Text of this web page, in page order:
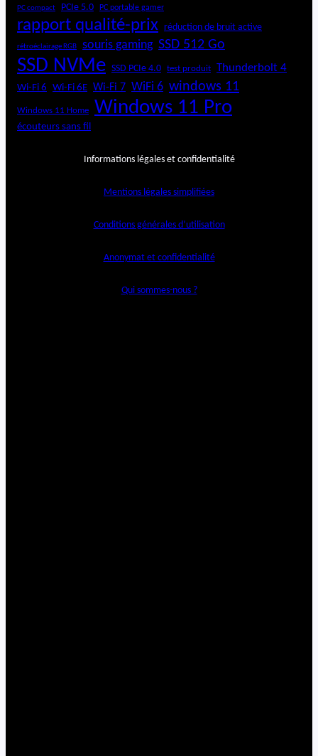
PC compact PCIe 5.0 PC portable gamer
rapport qualité-prix réduction de bruit active
rétroéclairage RGB souris gaming SSD 512 Go
SSD NVMe SSD PCIe 4.0 test produit Thunderbolt 4
Wi-Fi 6 Wi-Fi 6E Wi-Fi 7 WiFi 6 windows 11
Windows 11 Home Windows 11 Pro
écouteurs sans fil
Informations légales et confidentialité
Mentions légales simplifiées
Conditions générales d’utilisation
Anonymat et confidentialité
Qui sommes-nous ?